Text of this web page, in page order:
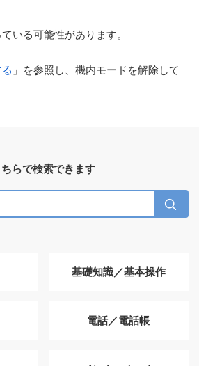
いる可能性があります。
」を参照し、機内モードを解除して
ちらで検索できます
基礎知識／基本操作
電話／電話帳